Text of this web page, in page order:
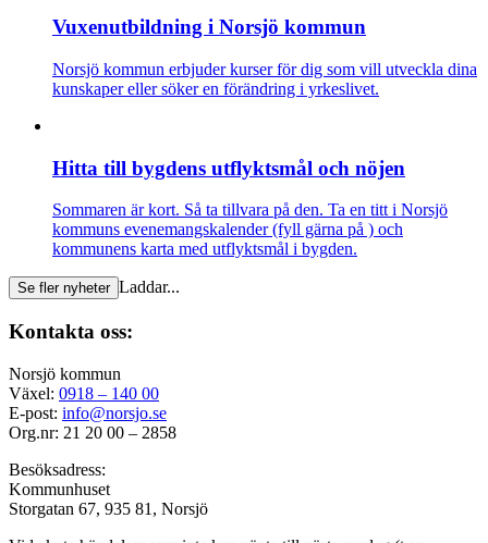
Vuxenutbildning i Norsjö kommun
Norsjö kommun erbjuder kurser för dig som vill utveckla dina
kunskaper eller söker en förändring i yrkeslivet.
Hitta till bygdens utflyktsmål och nöjen
Sommaren är kort. Så ta tillvara på den. Ta en titt i Norsjö
kommuns evenemangskalender (fyll gärna på ) och
kommunens karta med utflyktsmål i bygden.
Se fler nyheter Laddar...
Kontakta oss:
Norsjö kommun
Växel: 0918 – 140 00
E-post: info@norsjo.se
Org.nr: 21 20 00 – 2858
Besöksadress:
Kommunhuset
Storgatan 67, 935 81, Norsjö